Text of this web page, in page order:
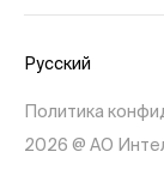
Русский
Политика
2026 @ АО